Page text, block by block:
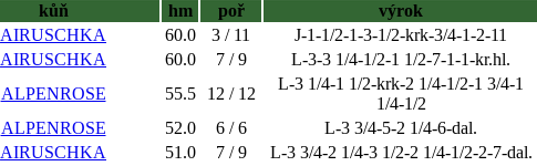
kůň hm poř výrok
AIRUSCHKA 60.0 3 / 11 J-1-1/2-1-3-1/2-krk-3/4-1-2-11
AIRUSCHKA 60.0 7 / 9 L-3-3 1/4-1/2-1 1/2-7-1-1-kr.hl.
ALPENROSE 55.5 12 / 12
L-3 1/4-1 1/2-krk-2 1/4-1/2-1 3/4-1
1/4-1/2
ALPENROSE 52.0 6 / 6 L-3 3/4-5-2 1/4-6-dal.
AIRUSCHKA 51.0 7 / 9 L-3 3/4-2 1/4-3 1/2-2 1/4-1/2-2-7-dal.